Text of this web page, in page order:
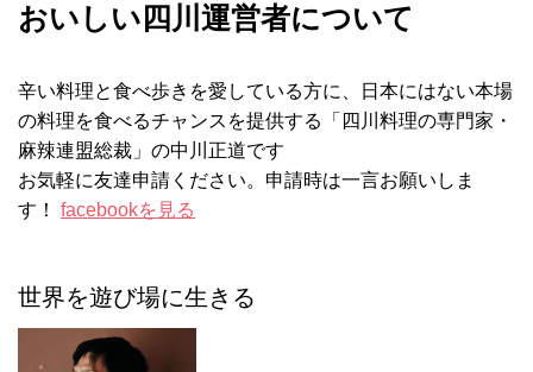
おいしい四川運営者について
辛い料理と食べ歩きを愛している方に、日本にはない本場
の料理を食べるチャンスを提供する「四川料理の専門家・
麻辣連盟総裁」の中川正道です
お気軽に友達申請ください。申請時は一言お願いしま
す！ facebookを見る
世界を遊び場に生きる